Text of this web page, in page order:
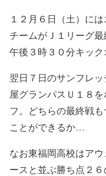
１２月６日（土）に
チームがＪ１リーグ最
午後３時３０分キック
翌日７日のサンフレ
屋グランパスＵ１８
フ。どちらの最終戦
ことができるか…
なお東福岡高校はア
ースと並ぶ勝ち点２